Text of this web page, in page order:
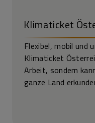
Klimaticket
Flexibel, mobil und
Klimaticket
Arbeit, sondern
ganze Land